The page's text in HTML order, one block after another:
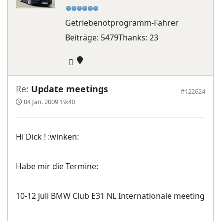
Getriebenotprogramm-Fahrer
Beiträge: 5479Thanks: 23
Re: Update meetings
04 Jan. 2009 19:40
#122624
Hi Dick ! :winken:
Habe mir die Termine:
10-12 juli BMW Club E31 NL Internationale meeting